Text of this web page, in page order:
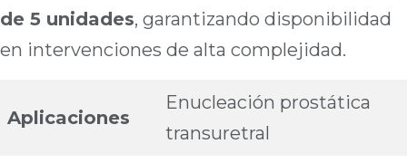
de 5 unidades, garantizando disponibilidad
en intervenciones de alta complejidad.
Aplicaciones
Enucleación prostática
transuretral